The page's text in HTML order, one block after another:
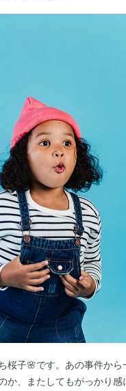
桜子🌸です。あの事件から
か、またしてもがっかり